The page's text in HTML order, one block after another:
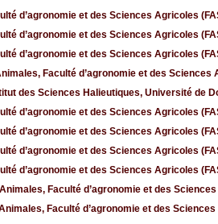
d’agronomie et des Sciences Agricoles
d’agronomie et des Sciences Agricoles
d’agronomie et des Sciences Agricoles
Faculté d’agronomie et des
des Sciences Halieutiques, Université de
d’agronomie et des Sciences Agricoles
d’agronomie et des Sciences Agricoles
d’agronomie et des Sciences Agricoles
d’agronomie et des Sciences Agricoles
Faculté d’agronomie et des
Faculté d’agronomie et des